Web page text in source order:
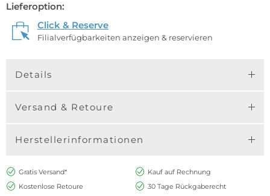
Lieferoption:
Click & Reserve
Filialverfügbarkeiten anzeigen & reservieren
Details
Versand & Retoure
Herstellerinformationen
Gratis Versand*
Kauf auf Rechnung
Kostenlose Retoure
30 Tage Rückgaberecht